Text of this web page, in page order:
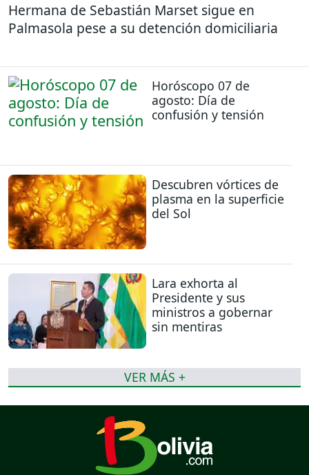
Hermana de Sebastián Marset sigue en
Palmasola pese a su detención domiciliaria
Horóscopo 07 de
agosto: Día de
confusión y tensión
Descubren vórtices de
plasma en la superficie
del Sol
Lara exhorta al
Presidente y sus
ministros a gobernar
sin mentiras
VER MÁS +